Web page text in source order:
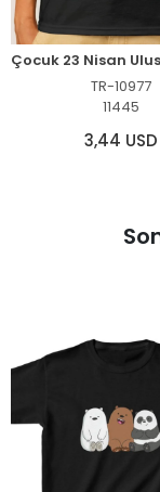
TR-10977
11445
3,44 USD